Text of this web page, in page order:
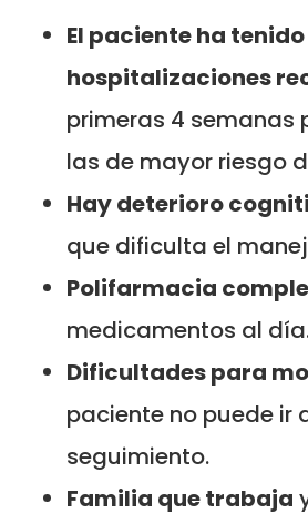
El paciente ha tenido
hospitalizaciones
primeras 4 semanas
las de mayor riesgo
Hay deterioro
que dificulta el
Polifarmacia
medicamentos al
Dificultades para
paciente no puede ir
seguimiento.
Familia que trabaja